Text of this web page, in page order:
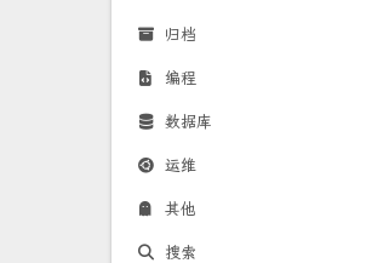
归档
编程
数据库
运维
其他
搜索